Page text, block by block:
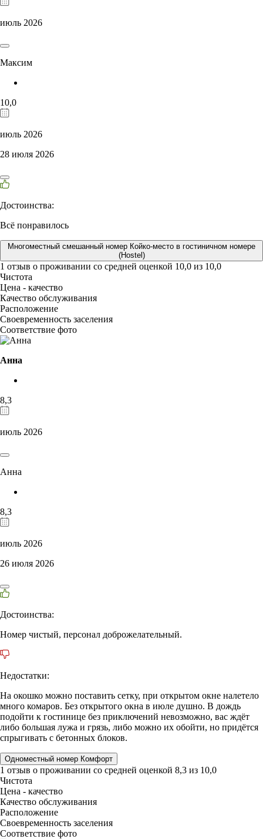
июль 2026
Максим
10,0
июль 2026
28 июля 2026
Достоинства:
Всё понравилось
Многоместный смешанный номер Койко-место в гостиничном номере
(Hostel)
1 отзыв о проживании со средней оценкой 10,0 из 10,0
Чистота
Цена - качество
Качество обслуживания
Расположение
Своевременность заселения
Соответствие фото
Анна
8,3
июль 2026
Анна
8,3
июль 2026
26 июля 2026
Достоинства:
Номер чистый, персонал доброжелательный.
Недостатки:
На окошко можно поставить сетку, при открытом окне налетело
много комаров. Без открытого окна в июле душно. В дождь
подойти к гостинице без приключений невозможно, вас ждёт
либо большая лужа и грязь, либо можно их обойти, но придётся
спрыгивать с бетонных блоков.
Одноместный номер Комфорт
1 отзыв о проживании со средней оценкой 8,3 из 10,0
Чистота
Цена - качество
Качество обслуживания
Расположение
Своевременность заселения
Соответствие фото